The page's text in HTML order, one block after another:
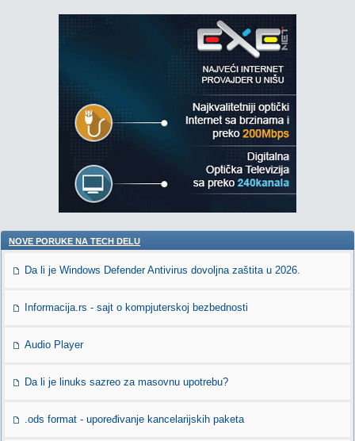
NOVE PORUKE NA TECH DELU
Da li je Windows Defender Antivirus dovoljna zaštita u 2026.
Informacija.rs - sajt o kompjuterskoj bezbednosti
Audio Player
Da li je linuks sazreo za masovnu upotrebu?
.ods format - upoređivanje kancelarijskih paketa